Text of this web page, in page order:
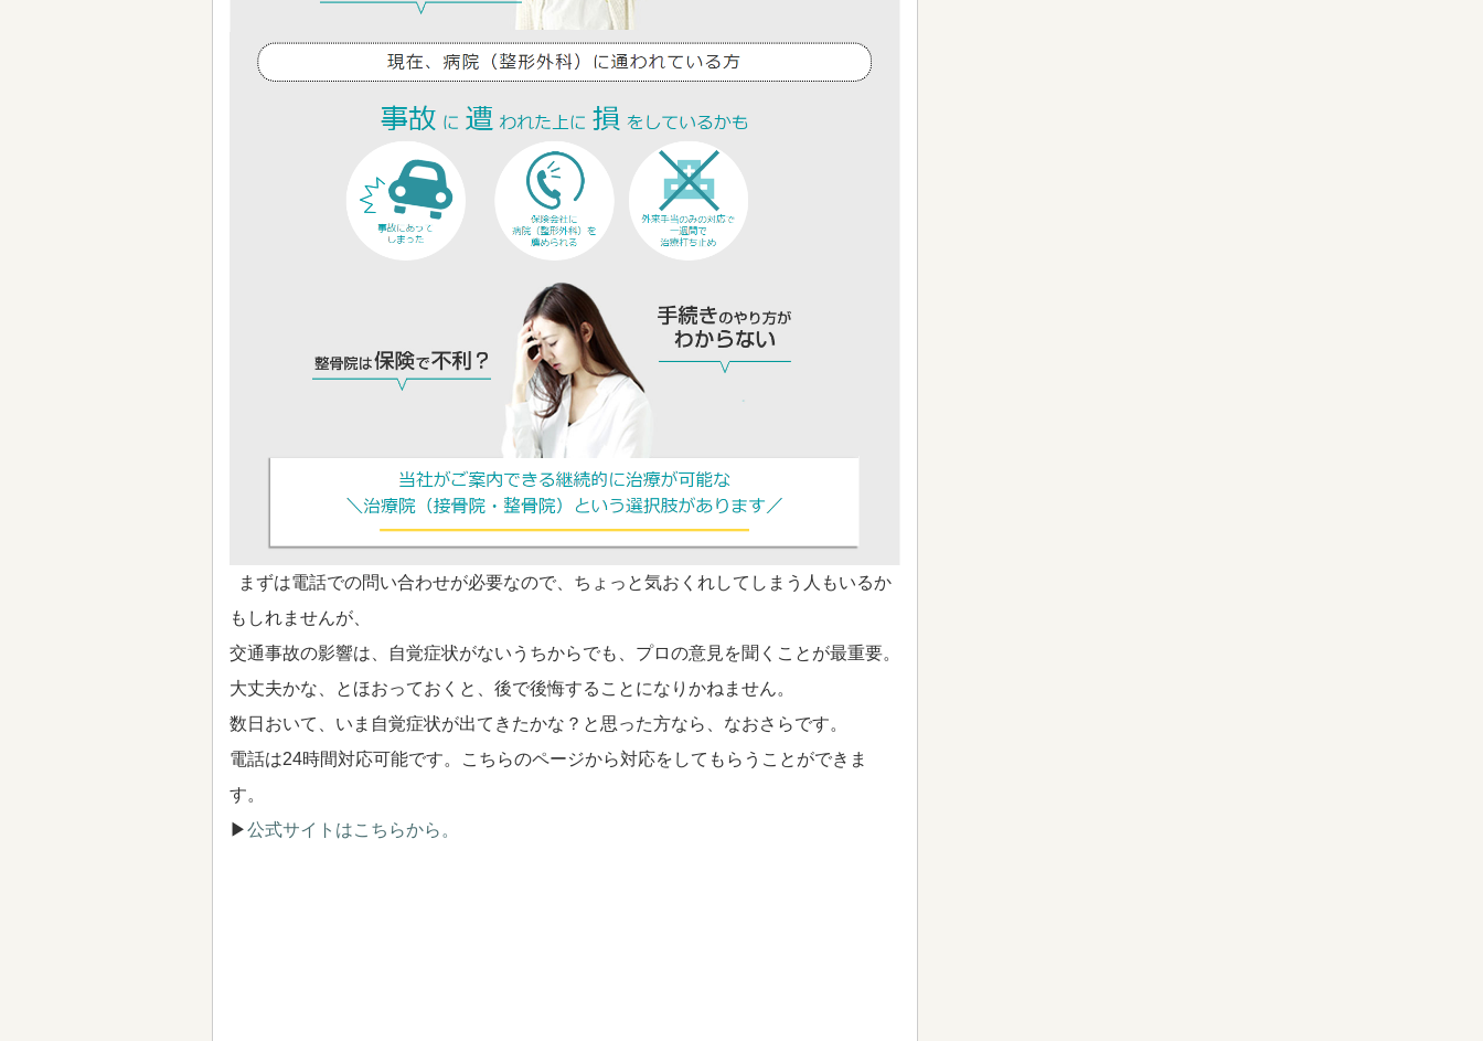
まずは電話での問い合わせが必要なので、ちょっと気おくれしてしまう人もいるか
もしれませんが、
交通事故の影響は、自覚症状がないうちからでも、プロの意見を聞くことが最重要。
大丈夫かな、とほおっておくと、後で後悔することになりかねません。
数日おいて、いま自覚症状が出てきたかな？と思った方なら、なおさらです。
電話は24時間対応可能です。こちらのページから対応をしてもらうことができま
す。
▶公式サイトはこちらから。